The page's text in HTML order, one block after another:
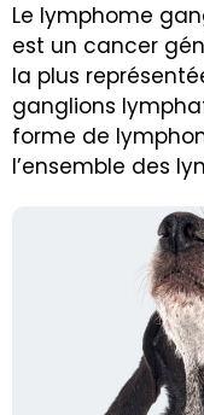
Le lymphome
est un cancer
la plus
ganglions
forme de
l’ensemble des